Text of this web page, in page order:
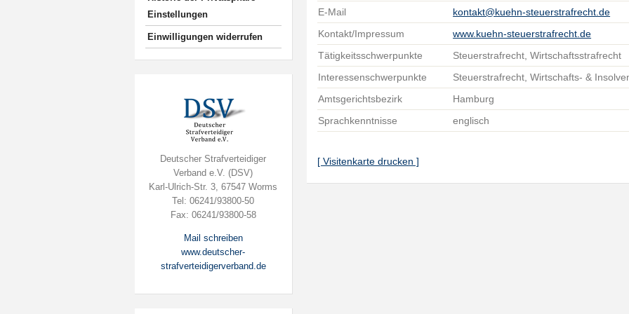
Einstellungen
Einwilligungen widerrufen
Deutscher Strafverteidiger
Verband e.V. (DSV)
Karl-Ulrich-Str. 3, 67547 Worms
Tel: 06241/93800-50
Fax: 06241/93800-58
Mail schreiben
www.deutscher-
strafverteidigerverband.de
E-Mail
kontakt@kuehn-steuerstrafrecht.de
Kontakt/Impressum
www.kuehn-steuerstrafrecht.de
Tätigkeitsschwerpunkte
Steuerstrafrecht, Wirtschaftsstrafrecht
Interessenschwerpunkte
Steuerstrafrecht, Wirtschafts- &
Amtsgerichtsbezirk
Hamburg
Sprachkenntnisse
englisch
[ Visitenkarte drucken ]